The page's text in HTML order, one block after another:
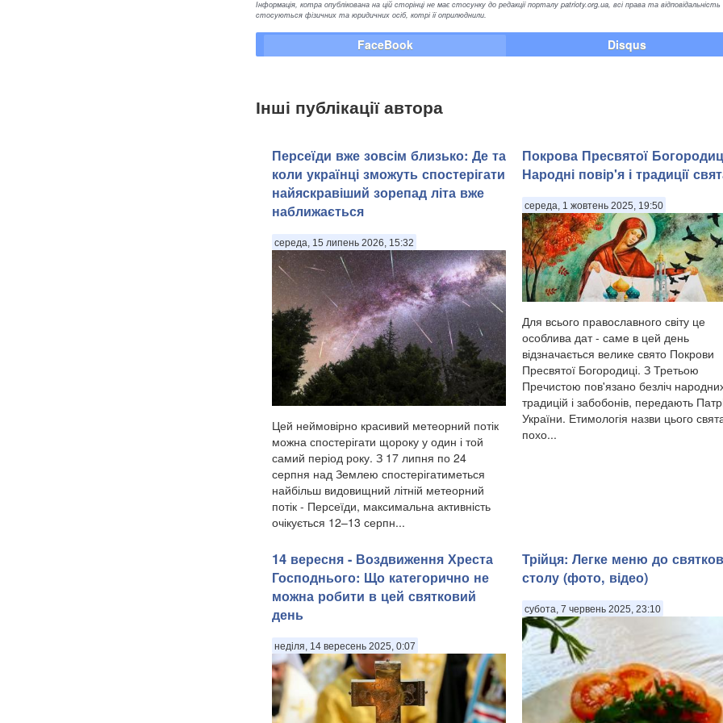
Інформація, котра опублікована на цій сторінці не має стосунку до редакції порталу patrioty.org.ua, всі права та відповідальність
стосуються фізичних та юридичних осіб, котрі її оприлюднили.
FaceBook Disqus
Інші публікації автора
Персеїди вже зовсім близько: Де та
коли українці зможуть спостерігати
найяскравіший зорепад літа вже
наближається
середа, 15 липень 2026, 15:32
Цей неймовірно красивий метеорний потік
можна спостерігати щороку у один і той
самий період року. З 17 липня по 24
серпня над Землею спостерігатиметься
найбільш видовищний літній метеорний
потік - Персеїди, максимальна активність
очікується 12–13 серпн...
Покрова Пресвятої
Народні повір'я і традиції
середа, 1 жовтень 2025, 19:50
Для всього православного світу це
особлива дат - саме в цей день
відзначається велике свято Покрови
Пресвятої Богородиці. З Третьою
Пречистою пов'язано безліч
традицій і забобонів, передають
України. Етимологія назви цього
похо...
14 вересня - Воздвиження Хреста
Господнього: Що категорично не
можна робити в цей святковий
день
неділя, 14 вересень 2025, 0:07
Трійця: Легке меню до
столу (фото, відео)
субота, 7 червень 2025, 23:10